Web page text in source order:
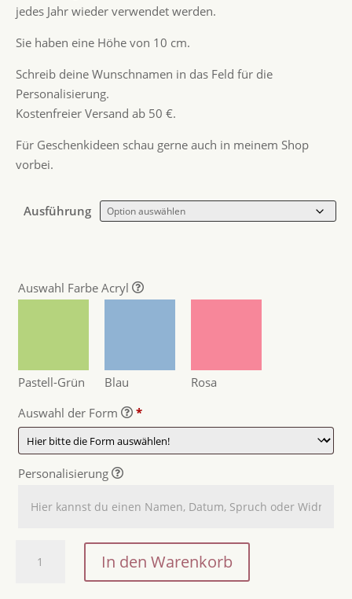
jedes Jahr wieder verwendet werden.
Sie haben eine Höhe von 10 cm.
Schreib deine Wunschnamen in das Feld für die
Personalisierung.
Kostenfreier Versand ab 50 €.
Für Geschenkideen schau gerne auch in meinem Shop
vorbei.
Ausführung
Auswahl Farbe Acryl
Pastell-Grün Blau
Rosa
Auswahl der Form
*
Personalisierung
Osterkörbchen
In den Warenkorb